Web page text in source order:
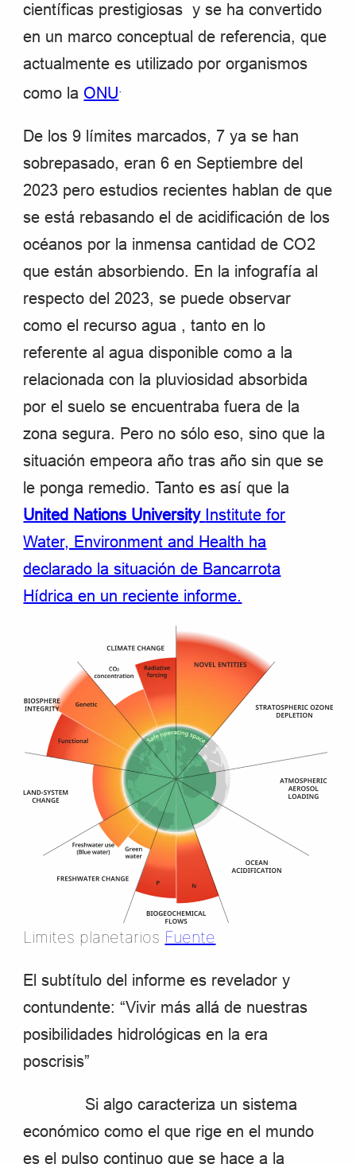
científicas prestigiosas ​ y se ha convertido
en un marco conceptual de referencia, que
actualmente es utilizado por organismos
como la ONU.
De los 9 límites marcados, 7 ya se han
sobrepasado, eran 6 en Septiembre del
2023 pero estudios recientes hablan de que
se está rebasando el de acidificación de los
océanos por la inmensa cantidad de CO2
que están absorbiendo. En la infografía al
respecto del 2023, se puede observar
como el recurso agua , tanto en lo
referente al agua disponible como a la
relacionada con la pluviosidad absorbida
por el suelo se encuentraba fuera de la
zona segura. Pero no sólo eso, sino que la
situación empeora año tras año sin que se
le ponga remedio. Tanto es así que la
United Nations University Institute for
Water, Environment and Health ha
declarado la situación de Bancarrota
Hídrica en un reciente informe.
Limites planetarios Fuente
El subtítulo del informe es revelador y
contundente: “Vivir más allá de nuestras
posibilidades hidrológicas en la era
poscrisis”
Si algo caracteriza un sistema
económico como el que rige en el mundo
es el pulso continuo que se hace a la